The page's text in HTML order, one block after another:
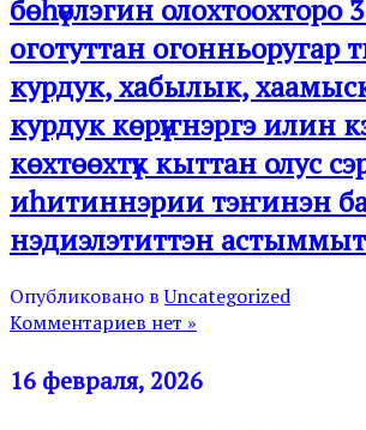
бөһүөлэгин олохтоохторо
оготуттан
курдук, хабылык,
курдук көрүҥнэргэ илин
көхтөөхтүк кыттан олус
иһитиннэрии тэҥинэн
нэдиэлэтиттэн
Опубликовано вUncategorized
Комментариев нет »
16 февраля, 2026